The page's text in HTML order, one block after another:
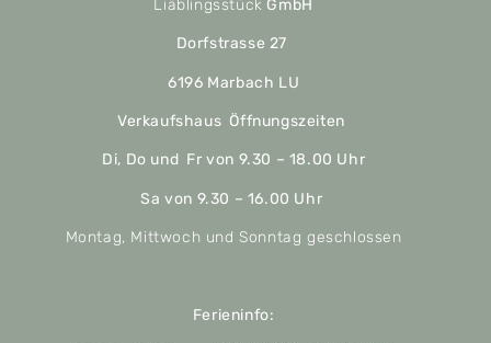
Liäblingsstück GmbH
Dorfstrasse 27
6196 Marbach LU
Verkaufshaus Öffnungszeiten
Di, Do und Fr von 9.30 – 18.00 Uhr
Sa von 9.30 – 16.00 Uhr
Montag, Mittwoch und Sonntag geschlossen
Ferieninfo: